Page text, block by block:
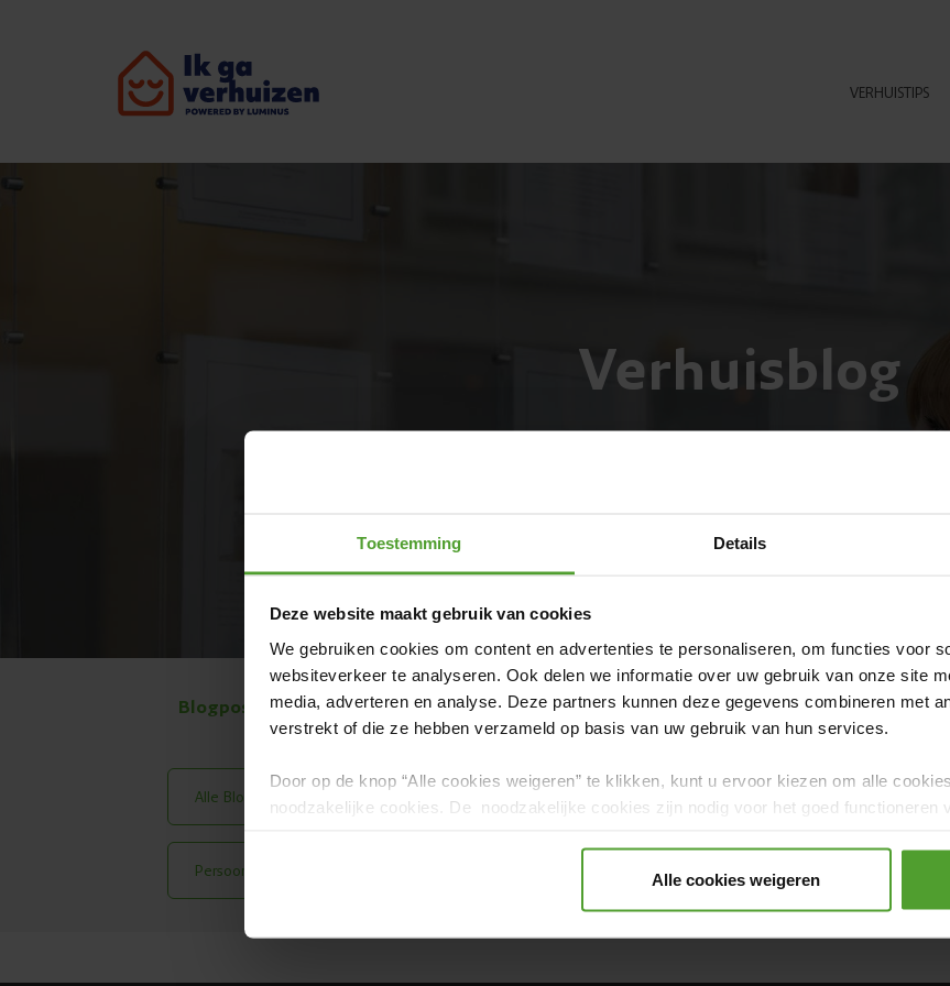
Toestemming Details
Deze website maakt gebruik van cookies
We gebruiken cookies om content en advertenties te personaliseren, om functies voor
websiteverkeer te analyseren. Ook delen we informatie over uw gebruik van onze site
media, adverteren en analyse. Deze partners kunnen deze gegevens combineren met
verstrekt of die ze hebben verzameld op basis van uw gebruik van hun services.
Door op de knop “Alle cookies weigeren” te klikken, kunt u ervoor kiezen om alle
noodzakelijke cookies. De noodzakelijke cookies zijn nodig voor het goed functioneren
Alle cookies weigeren
VERHUISTIPS
Verhuisblog
Blogposts per onderwerp:
Alle Blog Posts Meest Gelezen Praktisch Wooninspiratie Grappig
Persoonlijke Verhalen Goedkoop Verhuizen